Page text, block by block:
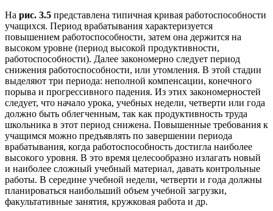
На рис. 3.5 представлена типичная кривая работоспособности
учащихся. Период врабатывания характеризуется
повышением работоспособности, затем она держится на
высоком уровне (период высокой продуктивности,
работоспособности). Далее закономерно следует период
снижения работоспособности, или утомления. В этой стадии
выделяют три периода: неполной компенсации, конечного
порыва и прогрессивного падения. Из этих закономерностей
следует, что начало урока, учебных недели, четверти или года
должно быть облегченным, так как продуктивность труда
школьника в этот период снижена. Повышенные требования к
учащимся можно предъявлять по завершении периода
врабатывания, когда работоспособность достигла наиболее
высокого уровня. В это время целесообразно излагать новый
и наиболее сложный учебный материал, давать контрольные
работы. В середине учебной недели, четверти и года должны
планироваться наибольший объем учебной загрузки,
факультативные занятия, кружковая работа и др.